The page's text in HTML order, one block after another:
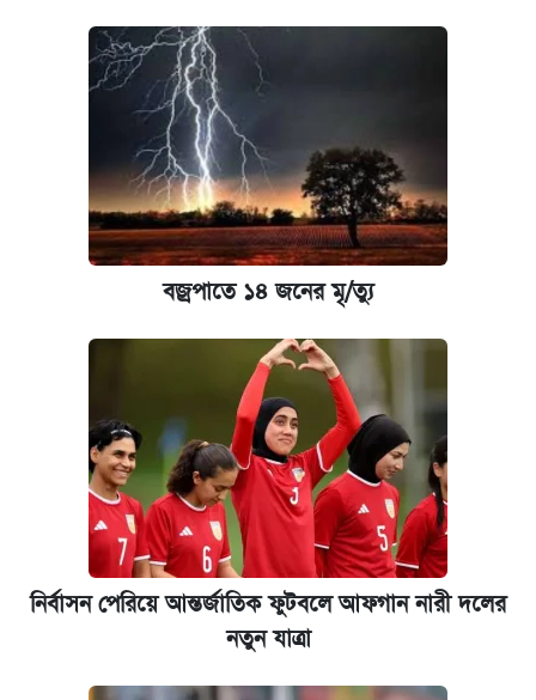
বজ্রপাতে ১৪ জনের মৃ/ত্যু
নির্বাসন পেরিয়ে আন্তর্জাতিক ফুটবলে আফগান নারী দলের
নতুন যাত্রা